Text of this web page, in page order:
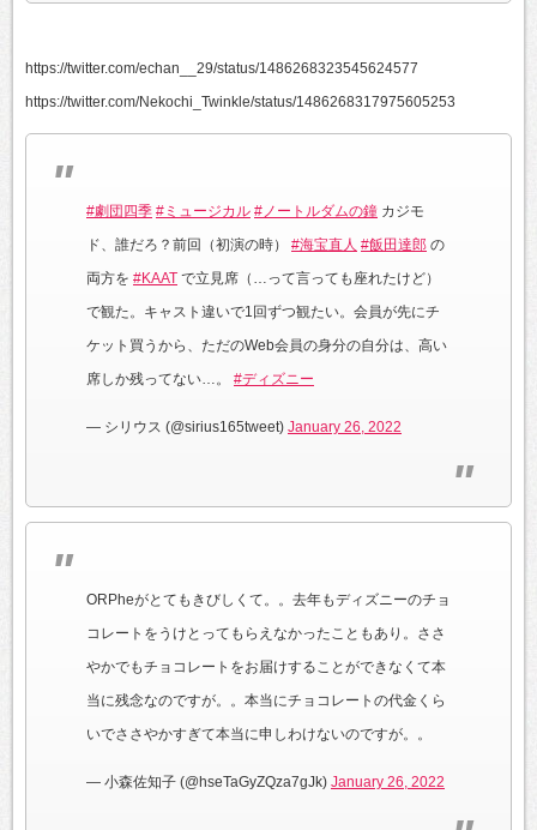
https://twitter.com/echan__29/status/1486268323545624577
https://twitter.com/Nekochi_Twinkle/status/1486268317975605253
#劇団四季 #ミュージカル #ノートルダムの鐘 カジモ
ド、誰だろ？前回（初演の時） #海宝直人 #飯田達郎 の
両方を #KAAT で立見席（…って言っても座れたけど）
で観た。キャスト違いで1回ずつ観たい。会員が先にチ
ケット買うから、ただのWeb会員の身分の自分は、高い
席しか残ってない…。 #ディズニー
— シリウス (@sirius165tweet) January 26, 2022
ORPheがとてもきびしくて。。去年もディズニーのチョ
コレートをうけとってもらえなかったこともあり。ささ
やかでもチョコレートをお届けすることができなくて本
当に残念なのですが。。本当にチョコレートの代金くら
いでささやかすぎて本当に申しわけないのですが。。
— 小森佐知子 (@hseTaGyZQza7gJk) January 26, 2022